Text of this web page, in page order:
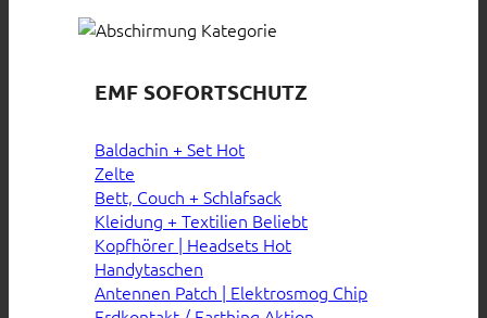
EMF SOFORTSCHUTZ
Baldachin + Set
Zelte
Bett, Couch + Schlafsack
Kleidung + Textilien
Kopfhörer | Headsets
Handytaschen
Antennen Patch | Elektrosmog Chip